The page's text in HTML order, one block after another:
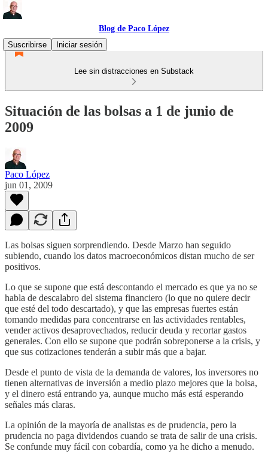
Blog de Paco López
Suscribirse
Iniciar sesión
Lee sin distracciones en Substack
Situación de las bolsas a 1 de junio de
2009
Paco López
jun 01, 2009
Las bolsas siguen sorprendiendo. Desde Marzo han seguido
subiendo, cuando los datos macroeconómicos distan mucho de ser
positivos.
Lo que se supone que está descontando el mercado es que ya no se
habla de descalabro del sistema financiero (lo que no quiere decir
que esté del todo descartado), y que las empresas fuertes están
tomando medidas para concentrarse en las actividades rentables,
vender activos desaprovechados, reducir deuda y recortar gastos
generales. Con ello se supone que podrán sobreponerse a la crisis, y
que sus cotizaciones tenderán a subir más que a bajar.
Desde el punto de vista de la demanda de valores, los inversores no
tienen alternativas de inversión a medio plazo mejores que la bolsa,
y el dinero está entrando ya, aunque mucho más está esperando
señales más claras.
La opinión de la mayoría de analistas es de prudencia, pero la
prudencia no paga dividendos cuando se trata de salir de una crisis.
Se confunde muy fácil con cobardía, como ya he dicho a menudo.